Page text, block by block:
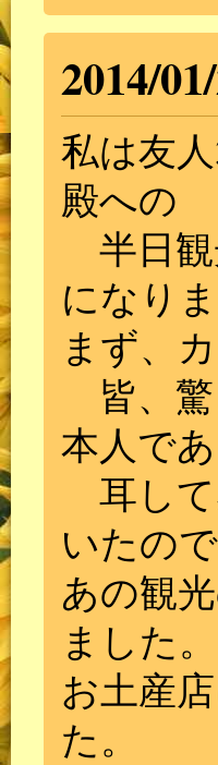
2014/
私は友
殿への
半日観
になりま
まず、
皆、驚
本人で
耳して
いたの
あの観
ました。
お土産
た。